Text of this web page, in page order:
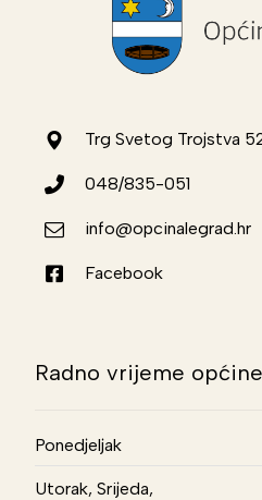
Trg Svetog Trojstva
048/835-051
info@opcinalegrad.hr
Facebook
Radno vrijeme općine
Ponedjeljak
Utorak, Srijeda,